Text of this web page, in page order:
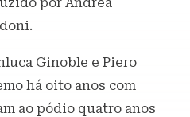
Ginoble e Piero
há oito anos com
ao pódio quatro anos